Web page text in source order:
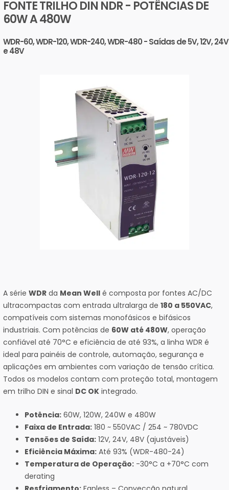
FONTE TRILHO DIN NDR - POTÊNCIAS DE
60W A 480W ​
WDR-60, WDR-120, WDR-240, WDR-480 - Saídas de 5V, 12V, 24V
e 48V
A série WDR da Mean Well é composta por fontes AC/DC
ultracompactas com entrada ultralarga de 180 a 550VAC,
compatíveis com sistemas monofásicos e bifásicos
industriais. Com potências de 60W até 480W, operação
confiável até 70°C e eficiência de até 93%, a linha WDR é
ideal para painéis de controle, automação, segurança e
aplicações em ambientes com variação de tensão crítica.
Todos os modelos contam com proteção total, montagem
em trilho DIN e sinal DC OK integrado.
Potência: 60W, 120W, 240W e 480W
Faixa de Entrada: 180 ~ 550VAC / 254 ~ 780VDC
Tensões de Saída: 12V, 24V, 48V (ajustáveis)
Eficiência Máxima: Até 93% (WDR-480-24)
Temperatura de Operação: -30°C a +70°C com
derating